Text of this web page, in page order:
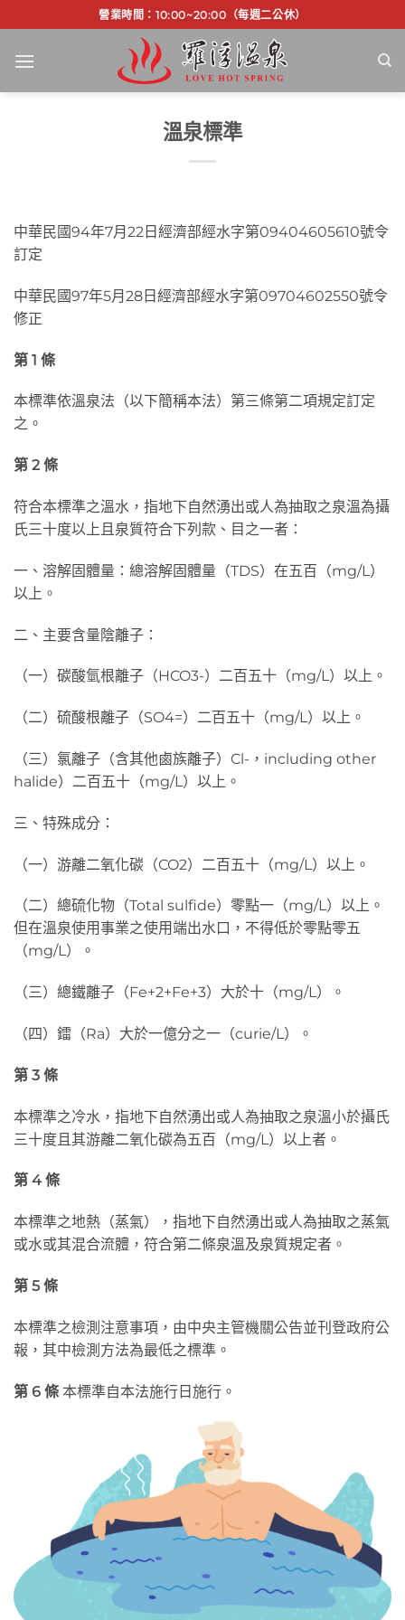
to
content
營業時間：10:00~20:00（每週二公休）
溫泉標準
中華民國94年7月22日經濟部經水字第09404605610號令
訂定
中華民國97年5月28日經濟部經水字第09704602550號令
修正
第 1 條
本標準依溫泉法（以下簡稱本法）第三條第二項規定訂定
之。
第 2條
符合本標準之溫水，指地下自然湧出或人為抽取之泉溫為攝
氏三十度以上且泉質符合下列款、目之一者：
一、溶解固體量：總溶解固體量（TDS）在五百（mg/L）
以上。
二、主要含量陰離子：
（一）碳酸氫根離子（HCO3-）二百五十（mg/L）以上。
（二）硫酸根離子（SO4=）二百五十（mg/L）以上。
（三）氯離子（含其他鹵族離子）Cl-，including other
halide）二百五十（mg/L）以上。
三、特殊成分：
（一）游離二氧化碳（CO2）二百五十（mg/L）以上。
（二）總硫化物（Total sulfide）零點一（mg/L）以上。
但在溫泉使用事業之使用端出水口，不得低於零點零五
（mg/L）。
（三）總鐵離子（Fe+2+Fe+3）大於十（mg/L）。
（四）鐳（Ra）大於一億分之一（curie/L）。
第 3 條
本標準之冷水，指地下自然湧出或人為抽取之泉溫小於攝氏
三十度且其游離二氧化碳為五百（mg/L）以上者。
第 4 條
本標準之地熱（蒸氣），指地下自然湧出或人為抽取之蒸氣
或水或其混合流體，符合第二條泉溫及泉質規定者。
第 5 條
本標準之檢測注意事項，由中央主管機關公告並刊登政府公
報，其中檢測方法為最低之標準。
第 6 條 本標準自本法施行日施行。